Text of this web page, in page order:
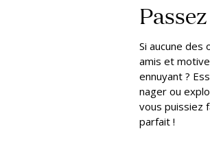
Si aucune
amis et
ennuyant ?
nager ou
vous puissiez
parfait !